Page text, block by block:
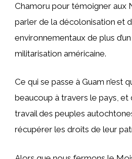
Chamoru pour témoigner aux
parler de la décolonisation et
environnementaux de plus
militarisation américaine.
Ce qui se passe à Guam n’est
beaucoup à travers le pays, et
travail des peuples
récupérer les droits de leur